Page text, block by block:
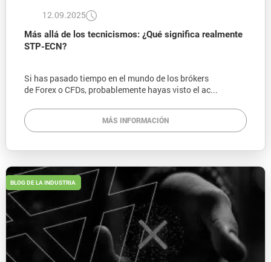
12.09.2025
Más allá de los tecnicismos: ¿Qué significa realmente
STP-ECN?
Si has pasado tiempo en el mundo de los brókers
de Forex o CFDs, probablemente hayas visto el ac...
MÁS INFORMACIÓN
BLOG DE LA INDUSTRIA